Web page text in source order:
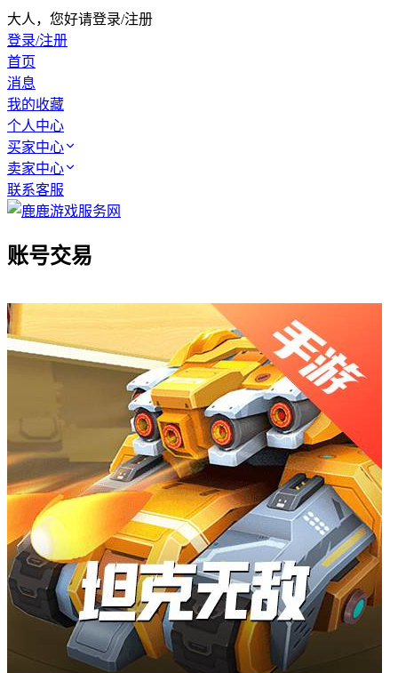
大人，您好请登录/注册
登录/注册
首页
消息
我的收藏
个人中心
买家中心
卖家中心
联系客服
账号交易